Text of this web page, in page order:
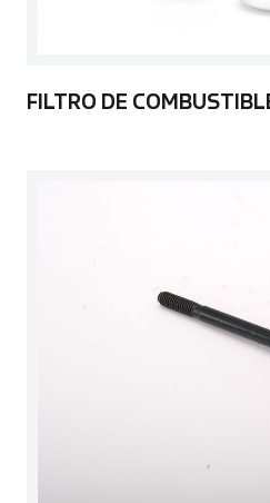
FILTRO DE